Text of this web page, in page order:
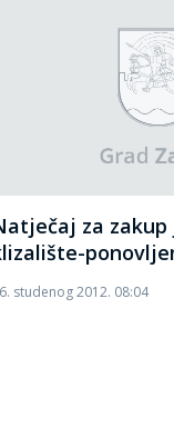
za
studenog 2012. 08:04